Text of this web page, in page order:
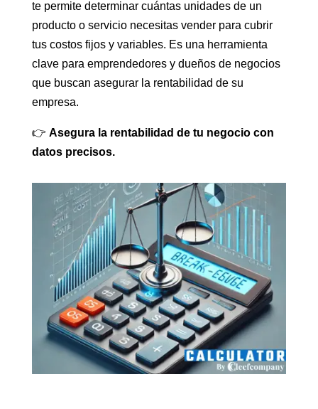
te permite determinar cuántas unidades de un
producto o servicio necesitas vender para cubrir
tus costos fijos y variables. Es una herramienta
clave para emprendedores y dueños de negocios
que buscan asegurar la rentabilidad de su
empresa.
👉 Asegura la rentabilidad de tu negocio con
datos precisos.